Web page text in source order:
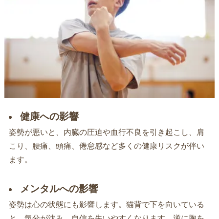
健康への影響
姿勢が悪いと、内臓の圧迫や血行不良を引き起こし、肩
こり、腰痛、頭痛、倦怠感など多くの健康リスクが伴い
ます。
メンタルへの影響
姿勢は心の状態にも影響します。猫背で下を向いている